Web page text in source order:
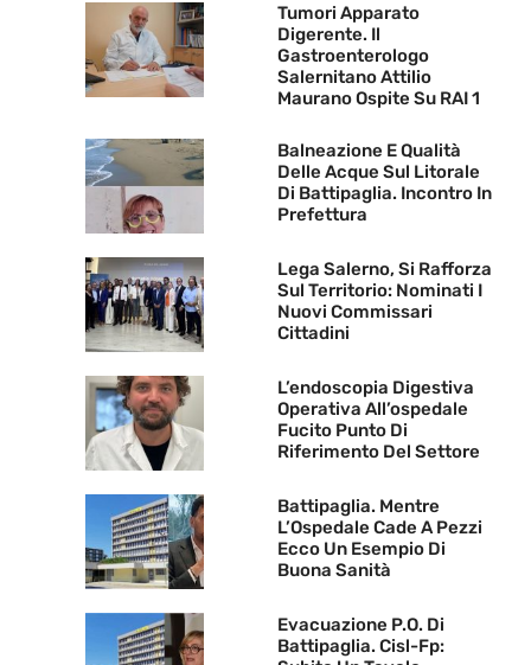
Tumori Apparato
Digerente. Il
Gastroenterologo
Salernitano Attilio
Maurano Ospite Su RAI 1
Balneazione E Qualità
Delle Acque Sul Litorale
Di Battipaglia. Incontro In
Prefettura
Lega Salerno, Si Rafforza
Sul Territorio: Nominati I
Nuovi Commissari
Cittadini
L’endoscopia Digestiva
Operativa All’ospedale
Fucito Punto Di
Riferimento Del Settore
Battipaglia. Mentre
L’Ospedale Cade A Pezzi
Ecco Un Esempio Di
Buona Sanità
Evacuazione P.O. Di
Battipaglia. Cisl-Fp: